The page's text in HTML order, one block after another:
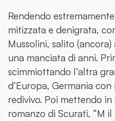
Rendendo
mitizzata e denigrata,
Mussolini, salito
una manciata di anni.
scimmiottando l’altra
d’Europa, Germania
redivivo. Poi mettendo
romanzo di Scurati, “M il